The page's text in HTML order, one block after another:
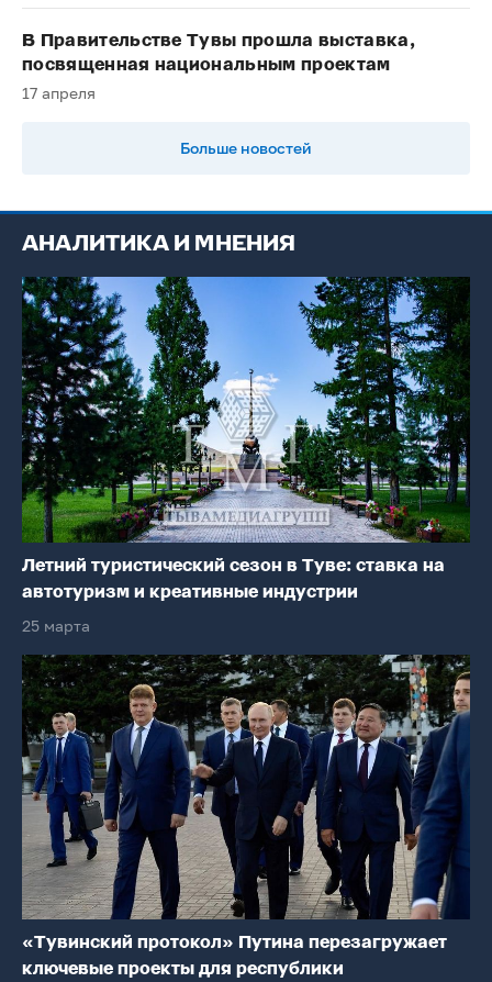
В Правительстве Тувы прошла выставка,
посвященная национальным проектам
17 апреля
Больше новостей
АНАЛИТИКА И МНЕНИЯ
Летний туристический сезон в Туве: ставка на
автотуризм и креативные индустрии
25 марта
«Тувинский протокол» Путина перезагружает
ключевые проекты для республики